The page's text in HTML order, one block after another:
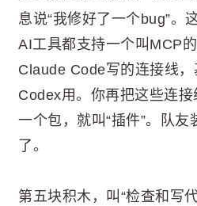
息说“我修好了一个bug”。
AI工具都支持一个叫MCP
Claude Code写的连接线
Codex用。你再把这些连
一个包，就叫“插件”。队
了。
第五块积木，叫“检查和写